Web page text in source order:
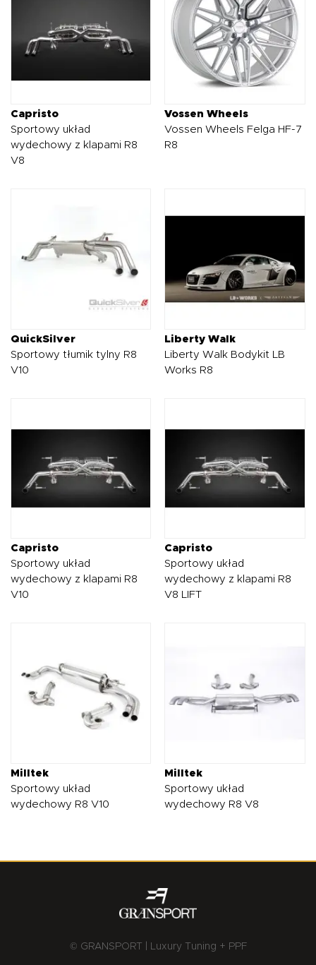
Capristo
Sportowy układ
wydechowy z klapami R8
V8
Vossen Wheels
Vossen Wheels Felga HF-7
R8
QuickSilver
Sportowy tłumik tylny R8
V10
Liberty Walk
Liberty Walk Bodykit LB
Works R8
Capristo
Sportowy układ
wydechowy z klapami R8
V10
Capristo
Sportowy układ
wydechowy z klapami R8
V8 LIFT
Milltek
Sportowy układ
wydechowy R8 V10
Milltek
Sportowy układ
wydechowy R8 V8
© GRANSPORT | Luxury Tuning + PPF